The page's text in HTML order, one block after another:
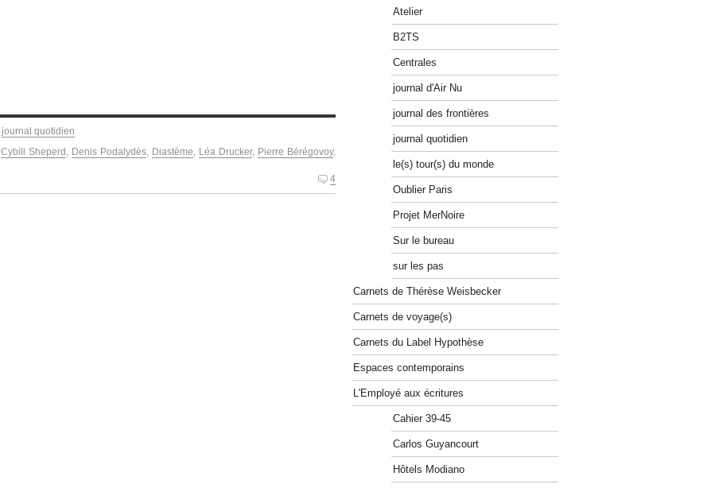
journal quotidien
Cybill Sheperd Denis Podalydès Diastème Léa Drucker, Pierre Bérégovoy,
4
Atelier
B2TS
Centrales
journal d'Air Nu
journal des frontières
journal quotidien
le(s) tour(s) du monde
Oublier Paris
Projet MerNoire
Sur le bureau
sur les pas
Carnets de Thérèse Weisbecker
Carnets de voyage(s)
Carnets du Label Hypothèse
Espaces contemporains
L'Employé aux écritures
Cahier 39-45
Carlos Guyancourt
Hôtels Modiano